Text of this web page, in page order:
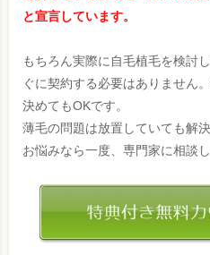
と宣言しています。
もちろん実際に自毛植毛を検討
ぐに契約する必要はありません
決めてもOKです。
薄毛の問題は放置していても解
お悩みなら一度、専門家に相談